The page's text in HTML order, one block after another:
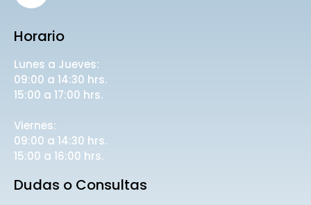
Horario
Lunes a Jueves:
09:00 a 14:30 hrs.
15:00 a 17:00 hrs.
Viernes:
09:00 a 14:30 hrs.
15:00 a 16:00 hrs.
Dudas o Consultas